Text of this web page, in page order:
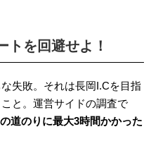
トを回避せよ！
失敗。それは長岡I.Cを目指
と。運営サイドの調査で
道のりに最大3時間かかった